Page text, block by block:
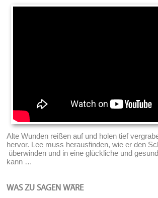
Alte Wunden reißen auf und holen tief
hervor. Lee muss herausfinden, wie er den
überwinden und in eine glückliche und
kann …
WAS ZU SAGEN WÄRE